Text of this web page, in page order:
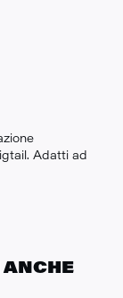
Adatti ad
ANCHE